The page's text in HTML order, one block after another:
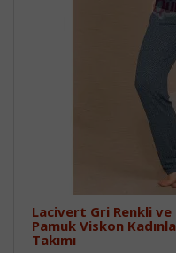
Lacivert Gri Renkli ve
Pamuk Viskon
Takımı